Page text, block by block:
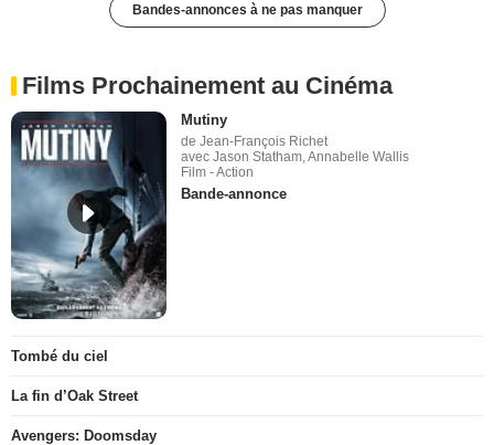
Bandes-annonces à ne pas manquer
Films Prochainement au Cinéma
Mutiny
de Jean-François Richet
avec Jason Statham, Annabelle Wallis
Film - Action
Bande-annonce
Tombé du ciel
La fin d’Oak Street
Avengers: Doomsday